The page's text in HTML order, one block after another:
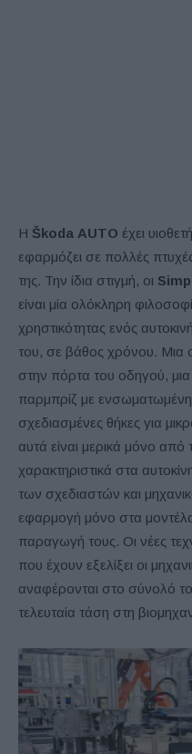
Η Škoda AUTO έχει
εφαρμόζει σε πολλές
της. Την ίδια στιγμή, οι
είναι μία ολόκληρη
χρηστικότητας ενός
του, σε βάθος χρόνου. Μια
στην πόρτα του οδηγού,
παρμπρίζ με
σχεδιασμένες θήκες για
αυτά είναι μερικά μόνο
χαρακτηριστικά στα
των σχεδιαστών και
εφαρμογή μόνο στα
παραγωγή τους. Οι νέες
που έχουν εξελίξει οι
αναφέρονται στο σύνολό
τελευταία τάση στη